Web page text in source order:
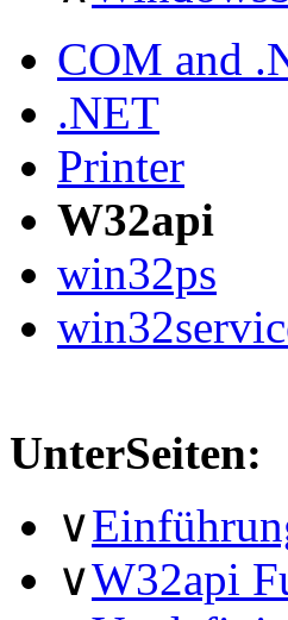
COM and
.NET
Printer
W32api
win32ps
UnterSeiten:
∨
∨W32api